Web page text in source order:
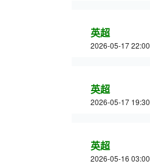
英超
2026-05-17 22:00
英超
2026-05-17 19:30
英超
2026-05-16 03:00